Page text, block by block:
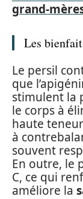
grand-
Les
Le persil
que
stimulent la
le corps à
haute
à
souvent
En outre, le
C, ce qui
améliore la